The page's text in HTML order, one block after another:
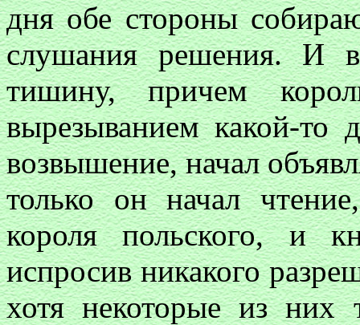
дня обе стороны
слушания решения. И
тишину, причем
вырезыванием какой-то
возвышение, начал
только он начал
короля польского, и
испросив никакого
хотя некоторые из